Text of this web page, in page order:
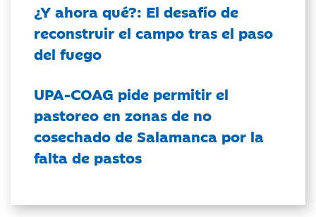
¿Y ahora qué?: El desafío de
reconstruir el campo tras el paso
del fuego
UPA-COAG pide permitir el
pastoreo en zonas de no
cosechado de Salamanca por la
falta de pastos